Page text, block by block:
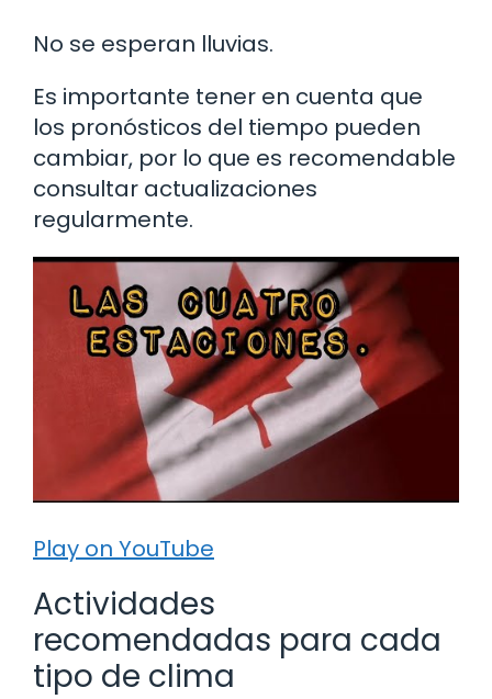
No se esperan lluvias.
Es importante tener en cuenta que
los pronósticos del tiempo pueden
cambiar, por lo que es recomendable
consultar actualizaciones
regularmente.
Play on YouTube
Actividades
recomendadas para cada
tipo de clima